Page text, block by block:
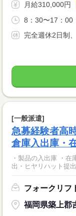
月給310,000円
8：30〜17：00
完全週休2日制
[一般派遣]
急募経験者高
倉庫入出庫・
・製品の入出庫 ・在
出・ヒヤリハット提
フォークリフ
福岡県築上郡